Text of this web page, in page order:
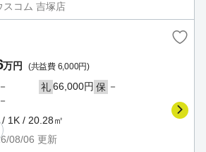
スコム 吉塚店
万円 (共益費 6,000円)
－ 礼66,000円 保 －
－
1K / 20.28㎡
08/06 更新